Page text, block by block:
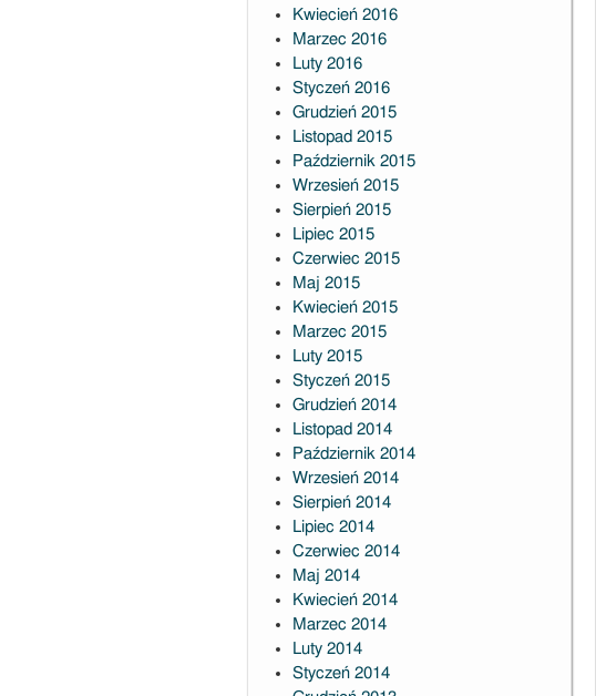
Kwiecień 2016
Marzec 2016
Luty 2016
Styczeń 2016
Grudzień 2015
Listopad 2015
Październik 2015
Wrzesień 2015
Sierpień 2015
Lipiec 2015
Czerwiec 2015
Maj 2015
Kwiecień 2015
Marzec 2015
Luty 2015
Styczeń 2015
Grudzień 2014
Listopad 2014
Październik 2014
Wrzesień 2014
Sierpień 2014
Lipiec 2014
Czerwiec 2014
Maj 2014
Kwiecień 2014
Marzec 2014
Luty 2014
Styczeń 2014